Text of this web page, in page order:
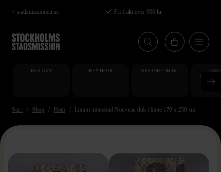
Hoppa
till
huvudinnehåll
< stadsmissionen.se Fri frakt över 990 kr
REA DAM REA HERR REA INREDNING
Start Shop Hem Linum mönstrad Nouveau duk i linne 170 x 250 cm